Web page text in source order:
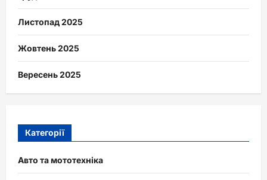
Листопад 2025
Жовтень 2025
Вересень 2025
Категорії
Авто та мототехніка